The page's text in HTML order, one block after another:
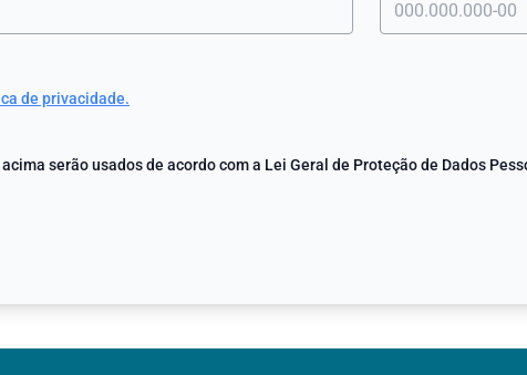
de privacidade.
serão usados de acordo com a Lei Geral de Proteção de Dados